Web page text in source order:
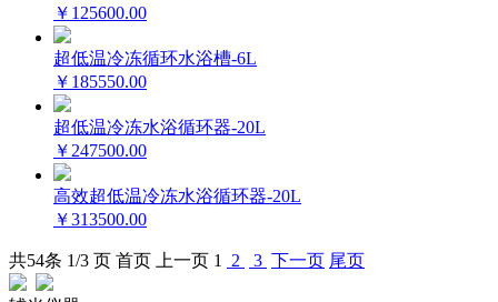
￥125600.00
超低温冷冻循环水浴槽-6L
￥185550.00
超低温冷冻水浴循环器-20L
￥247500.00
高效超低温冷冻水浴循环器-20L
￥313500.00
共54条 1/3 页 首页 上一页 1 2 3 下一页 尾页